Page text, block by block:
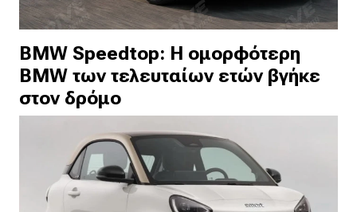
BMW Speedtop: Η ομορφότερη
BMW των τελευταίων ετών βγήκε
στον δρόμο